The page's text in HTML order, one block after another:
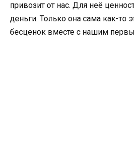
привозит от нас. Для неё
деньги. Только она сама как-то
бесценок вместе с нашим